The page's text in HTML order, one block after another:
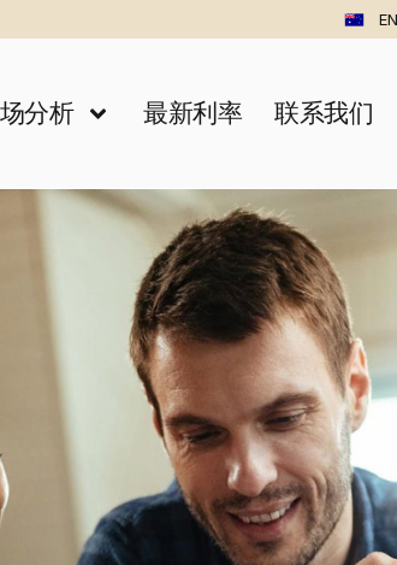
EN
分析 最新利率 联系我们